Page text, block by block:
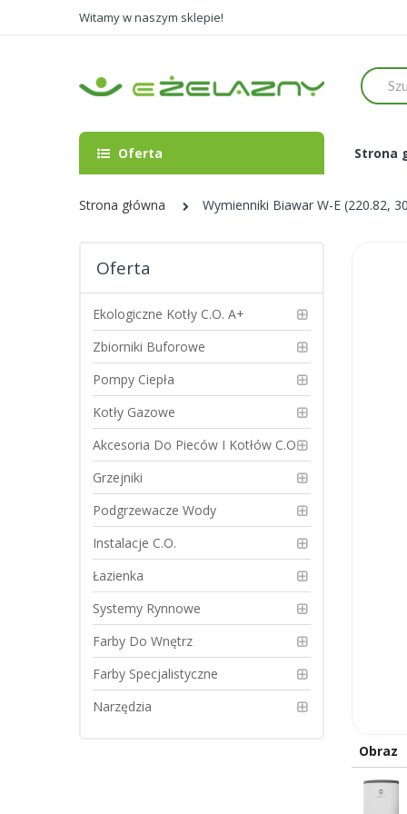
Witamy w naszym sklepie!
Szukaj
Oferta Strona
Strona główna Wymienniki Biawar W-E (220.82,
Skip
to
the
beginning
Elementy
produktów
Obraz
Oferta
Ekologiczne Kotły C.O. A+
Zbiorniki Buforowe
Pompy Ciepła
Kotły Gazowe
Akcesoria Do Pieców I Kotłów C.O.
Grzejniki
Podgrzewacze Wody
Instalacje C.O.
Łazienka
Systemy Rynnowe
Farby Do Wnętrz
Farby Specjalistyczne
Narzędzia